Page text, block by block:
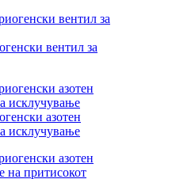
вентил за
азотен
исклучување